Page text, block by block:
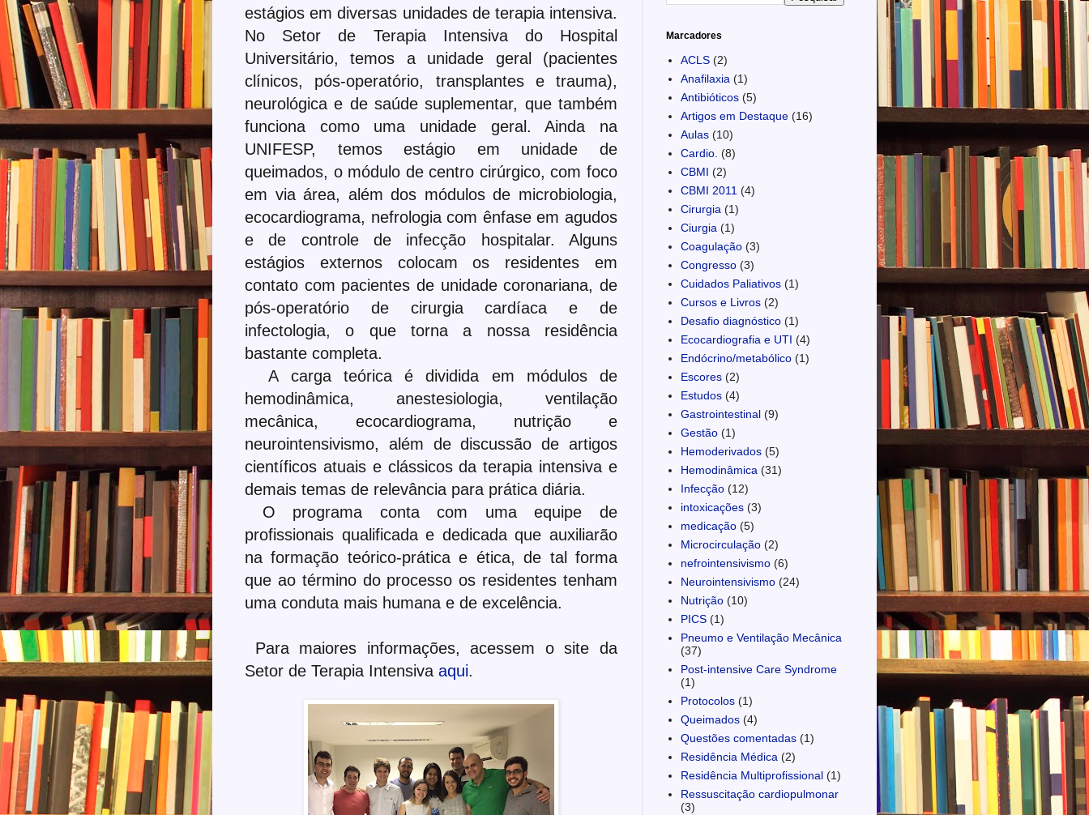
estágios em diversas unidades de terapia intensiva.
No Setor de Terapia Intensiva do Hospital
Universitário, temos a unidade geral (pacientes
clínicos, pós-operatório, transplantes e trauma),
neurológica e de saúde suplementar, que também
funciona como uma unidade geral. Ainda na
UNIFESP, temos estágio em unidade de
queimados, o módulo de centro cirúrgico, com foco
em via área, além dos módulos de microbiologia,
ecocardiograma, nefrologia com ênfase em agudos
e de controle de infecção hospitalar. Alguns
estágios externos colocam os residentes em
contato com pacientes de unidade coronariana, de
pós-operatório de cirurgia cardíaca e de
infectologia, o que torna a nossa residência
bastante completa.
A carga teórica é dividida em módulos de
hemodinâmica, anestesiologia, ventilação
mecânica, ecocardiograma, nutrição e
neurointensivismo, além de discussão de artigos
científicos atuais e clássicos da terapia intensiva e
demais temas de relevância para prática diária.
O programa conta com uma equipe de
profissionais qualificada e dedicada que auxiliarão
na formação teórico-prática e ética, de tal forma
que ao término do processo os residentes tenham
uma conduta mais humana e de excelência.
Para maiores informações, acessem o site da
Setor de Terapia Intensiva aqui.
Marcadores
ACLS (2)
Anafilaxia (1)
Antibióticos (5)
Artigos em Destaque (16)
Aulas (10)
Cardio. (8)
CBMI (2)
CBMI 2011 (4)
Cirurgia (1)
Ciurgia (1)
Coagulação (3)
Congresso (3)
Cuidados Paliativos (1)
Cursos e Livros (2)
Desafio diagnóstico (1)
Ecocardiografia e UTI (4)
Endócrino/metabólico (1)
Escores (2)
Estudos (4)
Gastrointestinal (9)
Gestão (1)
Hemoderivados (5)
Hemodinâmica (31)
Infecção (12)
intoxicações (3)
medicação (5)
Microcirculação (2)
nefrointensivismo (6)
Neurointensivismo (24)
Nutrição (10)
PICS (1)
Pneumo e Ventilação Mecânica
(37)
Post-intensive Care Syndrome
(1)
Protocolos (1)
Queimados (4)
Questões comentadas (1)
Residência Médica (2)
Residência Multiprofissional (1)
Ressuscitação cardiopulmonar
(3)